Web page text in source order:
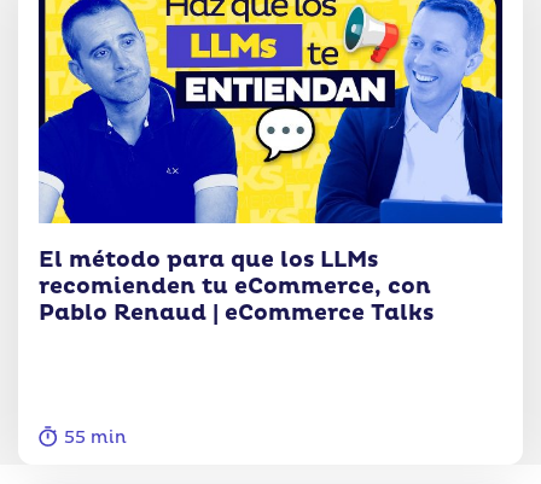
El método para que los LLMs
recomienden tu eCommerce, con
Pablo Renaud | eCommerce Talks
55 min